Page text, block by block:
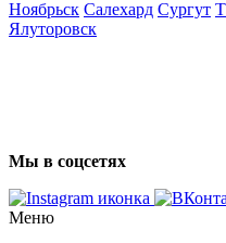
Ноябрьск Салехард Сургут
Ялуторовск
Мы в соцсетях
Меню